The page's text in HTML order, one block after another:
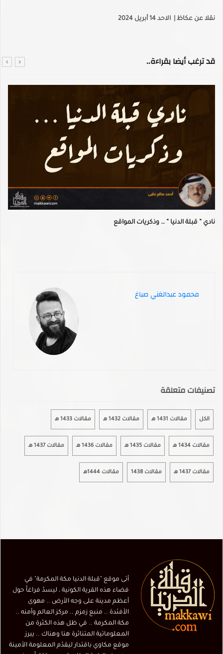
نقلا عن عكاظ | الاحد 14 أبريل 2024
قد ترغب أيضا بقراءة..
نادي ” قبلة الدنيا ” … وذكريات المواقع
محمود عبدالغني صباغ
تصنيفات متعلقة
الكل مقالات 1431 هـ مقالات 1432 هـ مقالات 1433 هـ
مقالات 1434 هـ مقالات 1435 هـ مقالات 1436 هـ مقالات 1437 هـ
مقالات 1437 هـ مقالات 1438 مقالات 1444هـ
أتى موقع "قبلة الدنيا مكة المكرمة" في
فضاء هذه القرية الكونية ، ليسدّ فراغاً حول
أعظم مدينة على وجه الأرض .. مهوى
الأفئدة .. منبع زمزم .. مركز العالم وأمنه ..
مكة المكرمة .. في ظل هذه الكثرة من
المعلوماتية المتناثرة هنا وهناك .. يبرز
موقع مكاوي باقتدار ليقدّم المعلومة الأمينة